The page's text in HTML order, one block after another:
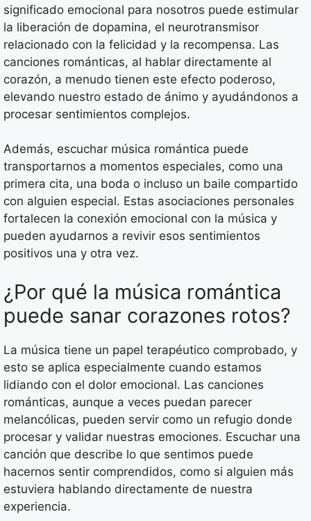
significado emocional para nosotros puede estimular
la liberación de dopamina, el neurotransmisor
relacionado con la felicidad y la recompensa. Las
canciones románticas, al hablar directamente al
corazón, a menudo tienen este efecto poderoso,
elevando nuestro estado de ánimo y ayudándonos a
procesar sentimientos complejos.
Además, escuchar música romántica puede
transportarnos a momentos especiales, como una
primera cita, una boda o incluso un baile compartido
con alguien especial. Estas asociaciones personales
fortalecen la conexión emocional con la música y
pueden ayudarnos a revivir esos sentimientos
positivos una y otra vez.
¿Por qué la música romántica
puede sanar corazones rotos?
La música tiene un papel terapéutico comprobado, y
esto se aplica especialmente cuando estamos
lidiando con el dolor emocional. Las canciones
románticas, aunque a veces puedan parecer
melancólicas, pueden servir como un refugio donde
procesar y validar nuestras emociones. Escuchar una
canción que describe lo que sentimos puede
hacernos sentir comprendidos, como si alguien más
estuviera hablando directamente de nuestra
experiencia.